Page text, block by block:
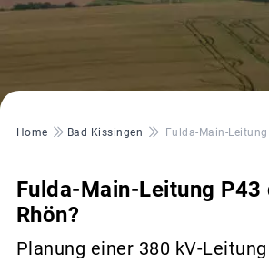
Pfadnavigation
Home Bad Kissingen Fulda-Main-
Fulda-Main-Leitung P43
Rhön?
Planung einer 380 kV-Leitung